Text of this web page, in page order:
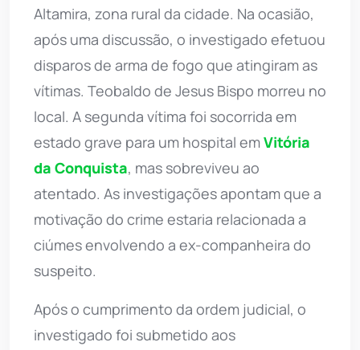
Altamira, zona rural da cidade. Na ocasião,
após uma discussão, o investigado efetuou
disparos de arma de fogo que atingiram as
vítimas. Teobaldo de Jesus Bispo morreu no
local. A segunda vítima foi socorrida em
estado grave para um hospital emVitória
da Conquista, mas sobreviveu ao
atentado. As investigações apontam que a
motivação do crime estaria relacionada a
ciúmes envolvendo a ex-companheira do
suspeito.
Após o cumprimento da ordem judicial, o
investigado foi submetido aos